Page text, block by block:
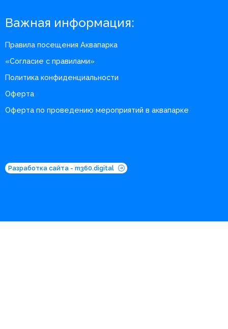
Важная информация:
Правила посещения Аквапарка
«Согласие с правилами»
Политика конфиденциальности
Оферта
Оферта по проведению мероприятий в аквапарке
Разработка сайта - m360.digital